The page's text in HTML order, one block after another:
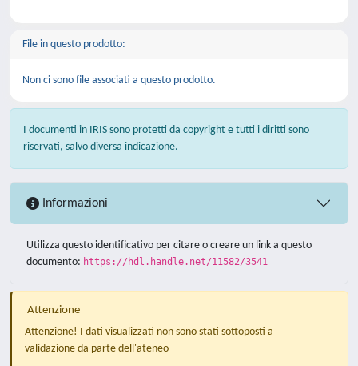
File in questo prodotto:
Non ci sono file associati a questo prodotto.
I documenti in IRIS sono protetti da copyright e tutti i diritti sono
riservati, salvo diversa indicazione.
Informazioni
Utilizza questo identificativo per citare o creare un link a questo
documento: https://hdl.handle.net/11582/3541
Attenzione
Attenzione! I dati visualizzati non sono stati sottoposti a
validazione da parte dell'ateneo